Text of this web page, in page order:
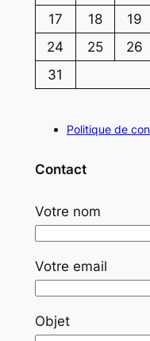
17
18 19
24
25 26
31
Politique de
Contact
Votre nom
Votre email
Objet